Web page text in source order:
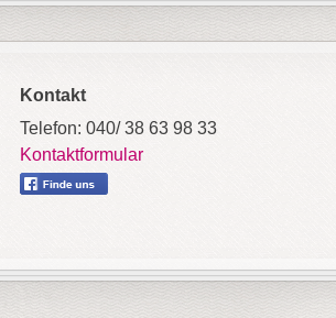
Kontakt
Telefon: 040/ 38 63 98 33
Kontaktformular